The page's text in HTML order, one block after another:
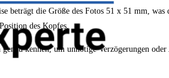
beträgt die Größe des Fotos 51 x 51 mm, was
des Kopfes.
kennen, um unnötige Verzögerungen